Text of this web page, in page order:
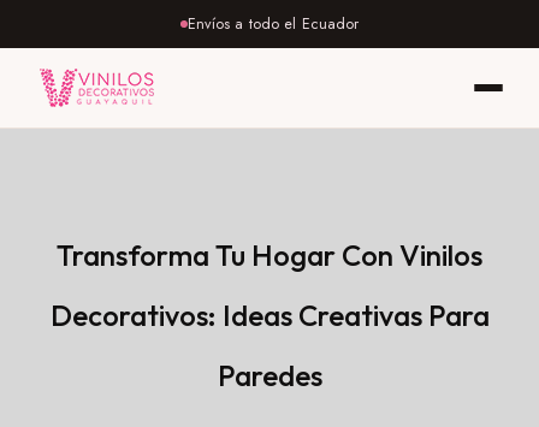
Envíos a todo el Ecuador
Transforma Tu Hogar Con Vinilos
Decorativos: Ideas Creativas Para
Paredes